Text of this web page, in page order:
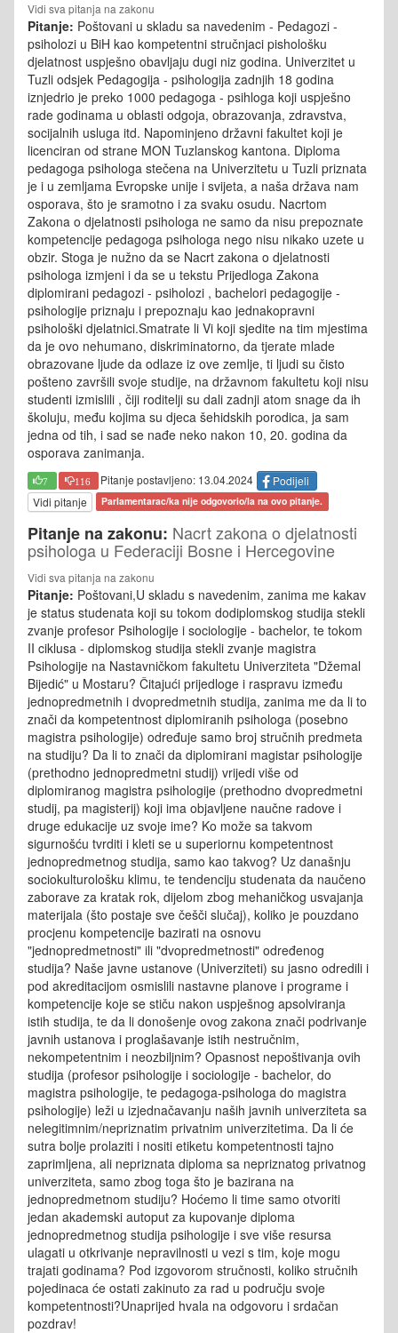
Vidi sva pitanja na zakonu
Pitanje: Poštovani u skladu sa navedenim - Pedagozi -
psiholozi u BiH kao kompetentni stručnjaci pishološku
djelatnost uspješno obavljaju dugi niz godina. Univerzitet u
Tuzli odsjek Pedagogija - psihologija zadnjih 18 godina
iznjedrio je preko 1000 pedagoga - psihloga koji uspješno
rade godinama u oblasti odgoja, obrazovanja, zdravstva,
socijalnih usluga itd. Napominjeno državni fakultet koji je
licenciran od strane MON Tuzlanskog kantona. Diploma
pedagoga psihologa stečena na Univerzitetu u Tuzli priznata
je i u zemljama Evropske unije i svijeta, a naša država nam
osporava, što je sramotno i za svaku osudu. Nacrtom
Zakona o djelatnosti psihologa ne samo da nisu prepoznate
kompetencije pedagoga psihologa nego nisu nikako uzete u
obzir. Stoga je nužno da se Nacrt zakona o djelatnosti
psihologa izmjeni i da se u tekstu Prijedloga Zakona
diplomirani pedagozi - psiholozi , bachelori pedagogije -
psihologije priznaju i prepoznaju kao jednakopravni
psihološki djelatnici.Smatrate li Vi koji sjedite na tim mjestima
da je ovo nehumano, diskriminatorno, da tjerate mlade
obrazovane ljude da odlaze iz ove zemlje, ti ljudi su čisto
pošteno završili svoje studije, na državnom fakultetu koji nisu
studenti izmislili , čiji roditelji su dali zadnji atom snage da ih
školuju, među kojima su djeca šehidskih porodica, ja sam
jedna od tih, i sad se nađe neko nakon 10, 20. godina da
osporava zanimanja.
7 116 Pitanje postavljeno: 13.04.2024
Podijeli
Vidi pitanje
Parlamentarac/ka nije odgovorio/la na ovo pitanje.
Pitanje na zakonu: Nacrt zakona o djelatnosti
psihologa u Federaciji Bosne i Hercegovine
Vidi sva pitanja na zakonu
Pitanje: Poštovani,U skladu s navedenim, zanima me kakav
je status studenata koji su tokom dodiplomskog studija stekli
zvanje profesor Psihologije i sociologije - bachelor, te tokom
II ciklusa - diplomskog studija stekli zvanje magistra
Psihologije na Nastavničkom fakultetu Univerziteta "Džemal
Bijedić" u Mostaru? Čitajući prijedloge i raspravu između
jednopredmetnih i dvopredmetnih studija, zanima me da li to
znači da kompetentnost diplomiranih psihologa (posebno
magistra psihologije) određuje samo broj stručnih predmeta
na studiju? Da li to znači da diplomirani magistar psihologije
(prethodno jednopredmetni studij) vrijedi više od
diplomiranog magistra psihologije (prethodno dvopredmetni
studij, pa magisterij) koji ima objavljene naučne radove i
druge edukacije uz svoje ime? Ko može sa takvom
sigurnošću tvrditi i kleti se u superiornu kompetentnost
jednopredmetnog studija, samo kao takvog? Uz današnju
sociokulturološku klimu, te tendenciju studenata da naučeno
zaborave za kratak rok, dijelom zbog mehaničkog usvajanja
materijala (što postaje sve češči slučaj), koliko je pouzdano
procjenu kompetencije bazirati na osnovu
"jednopredmetnosti" ili "dvopredmetnosti" određenog
studija? Naše javne ustanove (Univerziteti) su jasno odredili i
pod akreditacijom osmislili nastavne planove i programe i
kompetencije koje se stiču nakon uspješnog apsolviranja
istih studija, te da li donošenje ovog zakona znači podrivanje
javnih ustanova i proglašavanje istih nestručnim,
nekompetentnim i neozbiljnim? Opasnost nepoštivanja ovih
studija (profesor psihologije i sociologije - bachelor, do
magistra psihologije, te pedagoga-psihologa do magistra
psihologije) leži u izjednačavanju naših javnih univerziteta sa
nelegitimnim/nepriznatim privatnim univerzitetima. Da li će
sutra bolje prolaziti i nositi etiketu kompetentnosti tajno
zaprimljena, ali nepriznata diploma sa nepriznatog privatnog
univerziteta, samo zbog toga što je bazirana na
jednopredmetnom studiju? Hoćemo li time samo otvoriti
jedan akademski autoput za kupovanje diploma
jednopredmetnog studija psihologije i sve više resursa
ulagati u otkrivanje nepravilnosti u vezi s tim, koje mogu
trajati godinama? Pod izgovorom stručnosti, koliko stručnih
pojedinaca će ostati zakinuto za rad u području svoje
kompetentnosti?Unaprijed hvala na odgovoru i srdačan
pozdrav!